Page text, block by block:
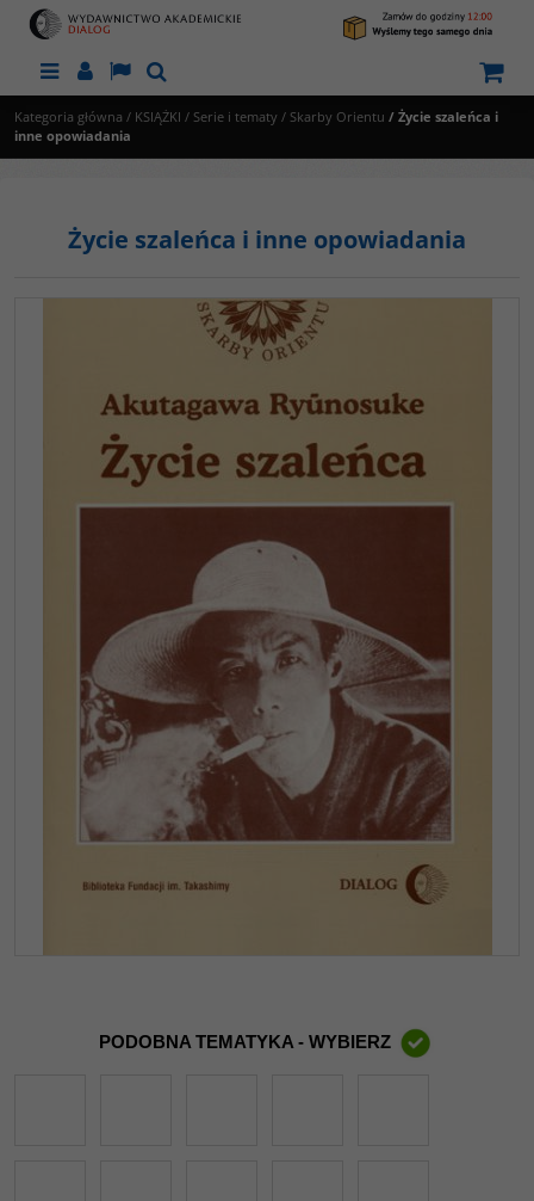
MenuPanelLangSzukaj
Kategoria główna / KSIĄŻKI / Serie i tematy / Skarby Orientu / Życie szaleńca i
inne opowiadania
Życie szaleńca i inne opowiadania
PODOBNA TEMATYKA - WYBIERZ